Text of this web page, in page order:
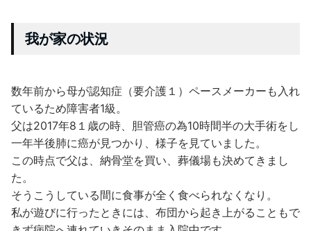
我が家の状況
数年前から母が認知症（要介護１）ペースメーカーも入れ
ているため障害者1級。
父は2017年8１歳の時、胆管癌の為10時間半の大手術をし
一年半後肺に癌が見つかり、様子を見ていました。
この時点で父は、納骨堂を買い、葬儀場も決めてきまし
た。
そうこうしている間に食事が全く食べられなくなり。
私が遊びに行ったときには、布団から起き上がることもで